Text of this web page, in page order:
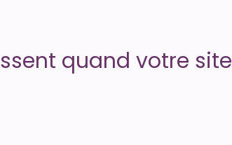
quand votre site